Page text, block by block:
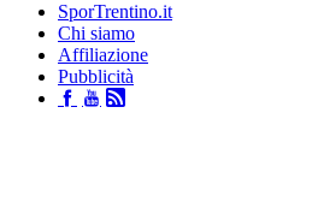
SporTrentino.it
Chi siamo
Affiliazione
Pubblicità